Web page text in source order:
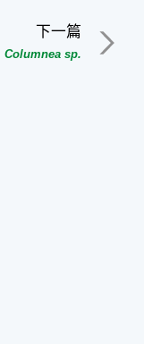
下一篇
Columnea sp.